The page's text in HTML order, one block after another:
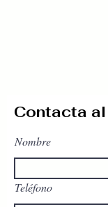
Contacta
Nombre
Teléfono